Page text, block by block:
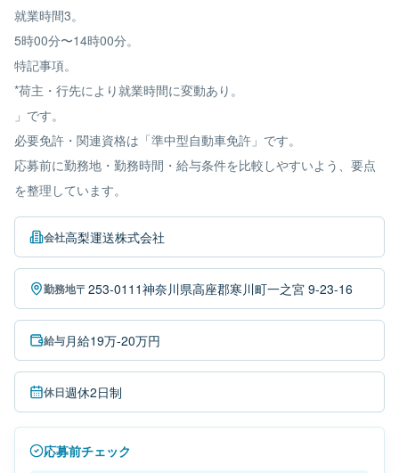
就業時間3。
5時00分〜14時00分。
特記事項。
*荷主・行先により就業時間に変動あり。
」です。
必要免許・関連資格は「準中型自動車免許」です。
応募前に勤務地・勤務時間・給与条件を比較しやすいよう、要点
を整理しています。
会社高梨運送株式会社
勤務地〒253-0111神奈川県高座郡寒川町一之宮 9-23-16
給与月給19万-20万円
休日週休2日制
応募前チェック